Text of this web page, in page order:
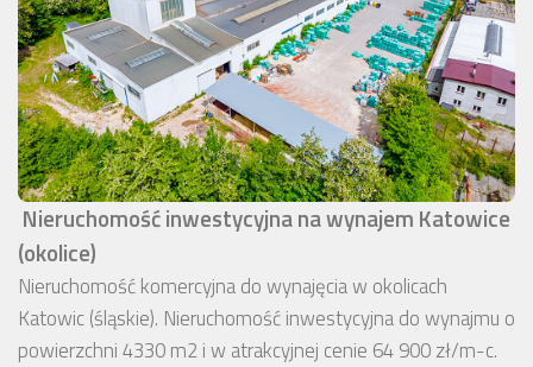
Nieruchomość inwestycyjna na wynajem Katowice
(okolice)
Nieruchomość komercyjna do wynajęcia w okolicach
Katowic (śląskie). Nieruchomość inwestycyjna do wynajmu o
powierzchni 4330 m2 i w atrakcyjnej cenie 64 900 zł/m-c.